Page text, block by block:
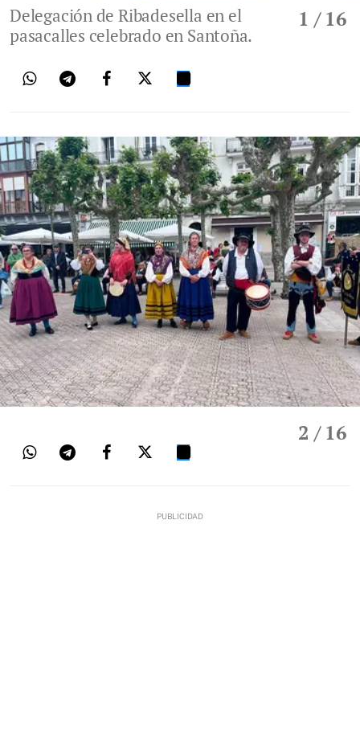
1 / 16
Delegación de Ribadesella en el
pasacalles celebrado en Santoña.
2 / 16